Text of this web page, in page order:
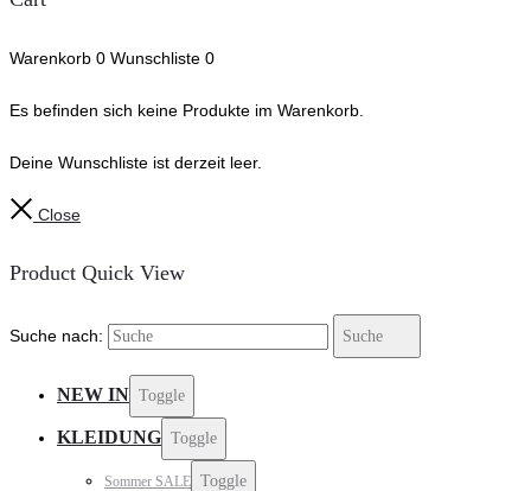
Warenkorb 0 Wunschliste 0
Es befinden sich keine Produkte im Warenkorb.
Deine Wunschliste ist derzeit leer.
Close
Product Quick View
Suche nach: Suche
NEW IN Toggle
KLEIDUNG Toggle
Sommer SALE Toggle